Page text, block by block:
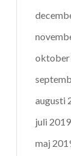
oktober
augusti
juli 2019
maj